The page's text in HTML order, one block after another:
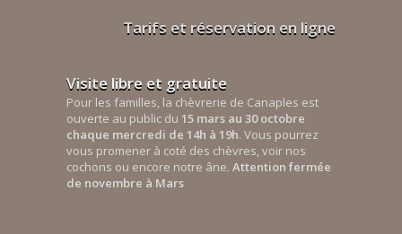
Tarifs et réservation en ligne
Visite libre et gratuite
Pour les familles, la chèvrerie de Canaples est
ouverte au public du 15 mars au 30 octobre
chaque mercredi de 14h à 19h. Vous pourrez
vous promener à coté des chèvres, voir nos
cochons ou encore notre âne. Attention fermée
de novembre à Mars